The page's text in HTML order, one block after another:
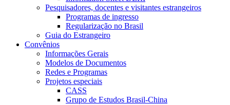
Pesquisadores, docentes e visitantes estrangeiros
Programas de ingresso
Regularização no Brasil
Guia do Estrangeiro
Convênios
Informações Gerais
Modelos de Documentos
Redes e Programas
Projetos especiais
CASS
Grupo de Estudos Brasil-China